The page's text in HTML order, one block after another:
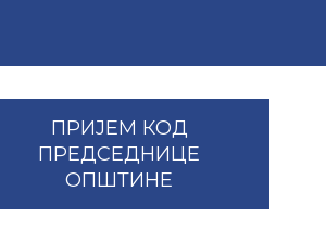
ПРИЈЕМ КОД
ПРЕДСЕДНИЦЕ
ОПШТИНЕ